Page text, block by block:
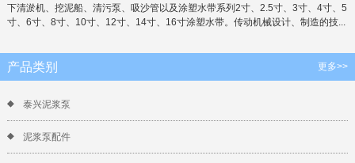
下清淤机、挖泥船、清污泵、吸沙管以及涂塑水带系列2寸、2.5寸、3寸、4寸、5
寸、6寸、8寸、10寸、12寸、14寸、16寸涂塑水带。传动机械设计、制造的技...
产品类别 更多>>
泰兴泥浆泵
泥浆泵配件